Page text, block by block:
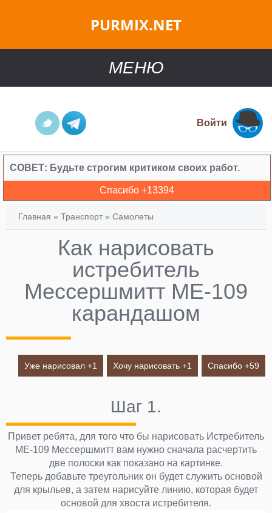
PURMIX.NET
МЕНЮ
Войти
СОВЕТ: Будьте строгим критиком своих работ.
Спасибо +13394
Главная » Транспорт » Самолеты
Как нарисовать
истребитель
Мессершмитт МЕ-109
карандашом
Уже нарисовал +1 Хочу нарисовать +1 Спасибо +59
Шаг 1.
Привет ребята, для того что бы нарисовать Истребитель
МЕ-109 Мессершмитт вам нужно сначала расчертить
две полоски как показано на картинке.
Теперь добавьте треугольник он будет служить основой
для крыльев, а затем нарисуйте линию, которая будет
основой для хвоста истребителя.